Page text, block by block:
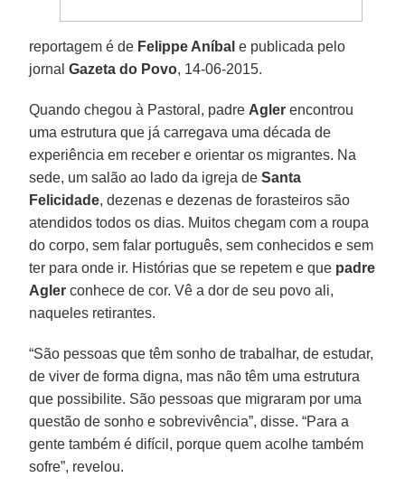
reportagem é de Felippe Aníbal e publicada pelo
jornalGazeta do Povo, 14-06-2015.
Quando chegou à Pastoral, padre Agler encontrou
uma estrutura que já carregava uma década de
experiência em receber e orientar os migrantes. Na
sede, um salão ao lado da igreja deSanta
Felicidade, dezenas e dezenas de forasteiros são
atendidos todos os dias. Muitos chegam com a roupa
do corpo, sem falar português, sem conhecidos e sem
ter para onde ir. Histórias que se repetem e que padre
Agler conhece de cor. Vê a dor de seu povo ali,
naqueles retirantes.
“São pessoas que têm sonho de trabalhar, de estudar,
de viver de forma digna, mas não têm uma estrutura
que possibilite. São pessoas que migraram por uma
questão de sonho e sobrevivência”, disse. “Para a
gente também é difícil, porque quem acolhe também
sofre”, revelou.